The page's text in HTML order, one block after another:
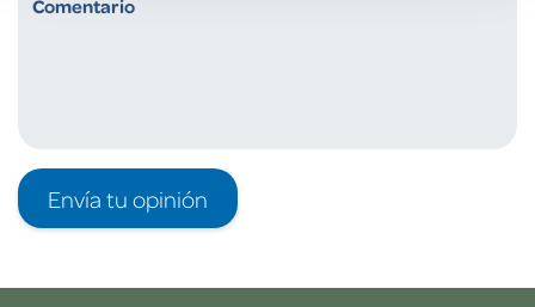
Envía tu opinión